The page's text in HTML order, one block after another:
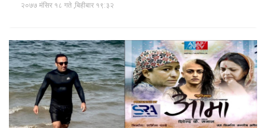
२०७७ मंसिर १८ गते ,बिहीबार १९:३२